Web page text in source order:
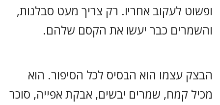
ופשוט לעקוב אחריו. רק צריך מעט סבלנות,
והשמרים כבר יעשו את הקסם שלהם.
הבצק עצמו הוא הבסיס לכל הסיפור. הוא
מכיל קמח, שמרים יבשים, אבקת אפייה, סוכר